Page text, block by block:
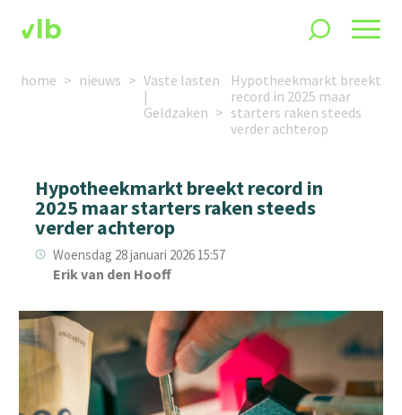
home nieuws
Vaste lasten
|
Geldzaken
Hypotheekmarkt breekt
record in 2025 maar
starters raken steeds
verder achterop
Hypotheekmarkt breekt record in
2025 maar starters raken steeds
verder achterop
Woensdag 28 januari 2026 15:57
Erik van den Hooff